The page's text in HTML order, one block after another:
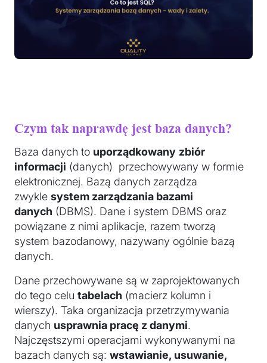
Czym tak naprawdę jest baza danych?
Baza danych to uporządkowany zbiór
informacji (danych) przechowywany w formie
elektronicznej. Bazą danych zarządza
zwykle system zarządzania bazami
danych (DBMS). Dane i system DBMS oraz
powiązane z nimi aplikacje, razem tworzą
system bazodanowy, nazywany ogólnie bazą
danych.
Dane przechowywane są w zaprojektowanych
do tego celu tabelach (macierz kolumn i
wierszy). Taka organizacja przetrzymywania
danych usprawnia pracę z danymi.
Najczęstszymi operacjami wykonywanymi na
bazach danych są: wstawianie, usuwanie,